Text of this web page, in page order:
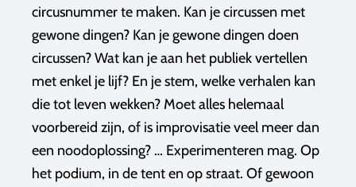
circusnummer te maken. Kan je circussen met
gewone dingen? Kan je gewone dingen doen
circussen? Wat kan je aan het publiek vertellen
met enkel je lijf? En je stem, welke verhalen kan
die tot leven wekken? Moet alles helemaal
voorbereid zijn, of is improvisatie veel meer dan
een noodoplossing? … Experimenteren mag. Op
het podium, in de tent en op straat. Of gewoon